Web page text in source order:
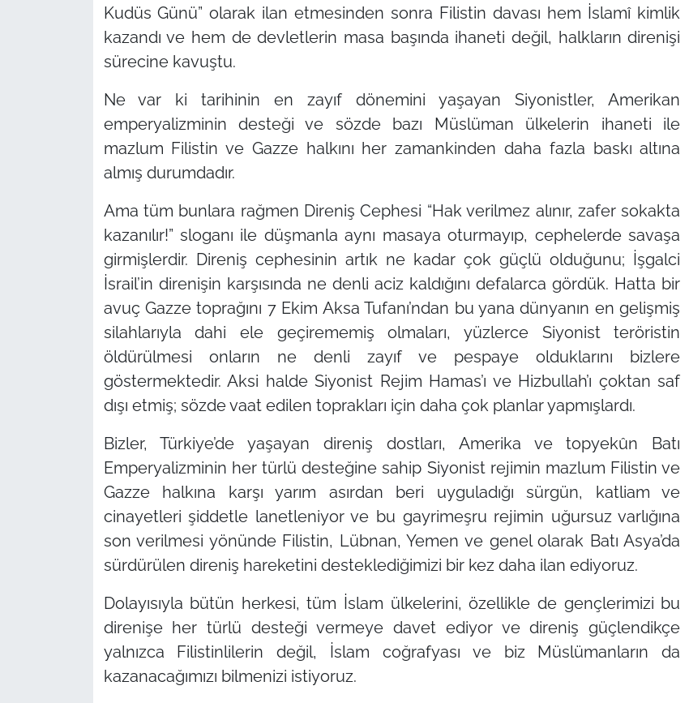
Kudüs Günü” olarak ilan etmesinden sonra Filistin davası hem İslamî kimlik
kazandı ve hem de devletlerin masa başında ihaneti değil, halkların direnişi
sürecine kavuştu.
Ne var ki tarihinin en zayıf dönemini yaşayan Siyonistler, Amerikan
emperyalizminin desteği ve sözde bazı Müslüman ülkelerin ihaneti ile
mazlum Filistin ve Gazze halkını her zamankinden daha fazla baskı altına
almış durumdadır.
Ama tüm bunlara rağmen Direniş Cephesi “Hak verilmez alınır, zafer sokakta
kazanılır!” sloganı ile düşmanla aynı masaya oturmayıp, cephelerde savaşa
girmişlerdir. Direniş cephesinin artık ne kadar çok güçlü olduğunu; İşgalci
İsrail’in direnişin karşısında ne denli aciz kaldığını defalarca gördük. Hatta bir
avuç Gazze toprağını 7 Ekim Aksa Tufanı’ndan bu yana dünyanın en gelişmiş
silahlarıyla dahi ele geçirememiş olmaları, yüzlerce Siyonist teröristin
öldürülmesi onların ne denli zayıf ve pespaye olduklarını bizlere
göstermektedir. Aksi halde Siyonist Rejim Hamas’ı ve Hizbullah’ı çoktan saf
dışı etmiş; sözde vaat edilen toprakları için daha çok planlar yapmışlardı.
Bizler, Türkiye’de yaşayan direniş dostları, Amerika ve topyekûn Batı
Emperyalizminin her türlü desteğine sahip Siyonist rejimin mazlum Filistin ve
Gazze halkına karşı yarım asırdan beri uyguladığı sürgün, katliam ve
cinayetleri şiddetle lanetleniyor ve bu gayrimeşru rejimin uğursuz varlığına
son verilmesi yönünde Filistin, Lübnan, Yemen ve genel olarak Batı Asya’da
sürdürülen direniş hareketini desteklediğimizi bir kez daha ilan ediyoruz.
Dolayısıyla bütün herkesi, tüm İslam ülkelerini, özellikle de gençlerimizi bu
direnişe her türlü desteği vermeye davet ediyor ve direniş güçlendikçe
yalnızca Filistinlilerin değil, İslam coğrafyası ve biz Müslümanların da
kazanacağımızı bilmenizi istiyoruz.